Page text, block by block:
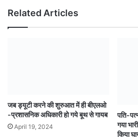
Related Articles
जब ड्यूटी करने की शुरुआत में ही बीएलओ
-प्रशासनिक अधिकारी हो गये बूथ से गायब
April 19, 2024
पति-
गया
किया